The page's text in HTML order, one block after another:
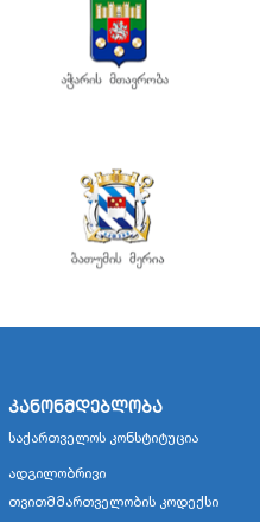
კანონმდებლობა
საქართველოს კონსტიტუცია
ადგილობრივი
თვითმმართველობის კოდექსი